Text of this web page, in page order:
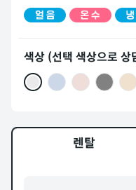
색상 (선택 색상으로 상
렌탈